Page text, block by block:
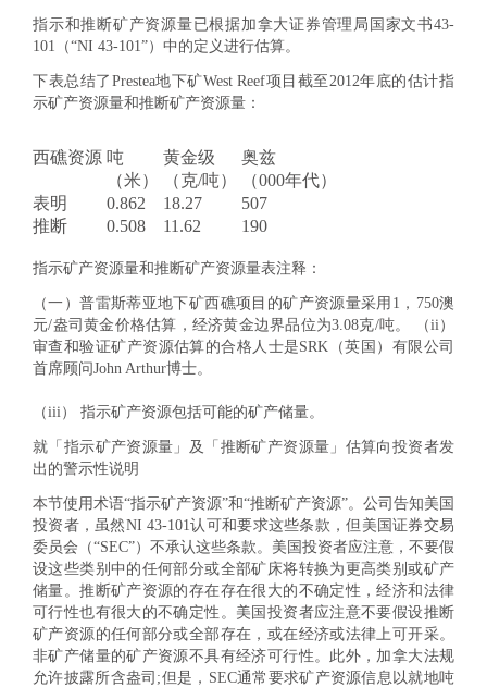
指示和推断矿产资源量已根据加拿大证券管理局国家文书43-
101（“NI 43-101”）中的定义进行估算。
下表总结了Prestea地下矿West Reef项目截至2012年底的估计指
示矿产资源量和推断矿产资源量：
西礁资源 吨 黄金级
奥兹
（米）
（克/吨）
（000年代）
表明
0.862 18.27
507
推断
0.508 11.62 190
指示矿产资源量和推断矿产资源量表注释：
（一）普雷斯蒂亚地下矿西礁项目的矿产资源量采用1，750澳
元/盎司黄金价格估算，经济黄金边界品位为3.08克/吨。 （ii）
审查和验证矿产资源估算的合格人士是SRK（英国）有限公司
首席顾问John Arthur博士。
（iii） 指示矿产资源包括可能的矿产储量。
就「指示矿产资源量」及「推断矿产资源量」估算向投资者发
出的警示性说明
本节使用术语“指示矿产资源”和“推断矿产资源”。公司告知美国
投资者，虽然NI 43-101认可和要求这些条款，但美国证券交易
委员会（“SEC”）不承认这些条款。美国投资者应注意，不要假
设这些类别中的任何部分或全部矿床将转换为更高类别或矿产
储量。推断矿产资源的存在存在很大的不确定性，经济和法律
可行性也有很大的不确定性。美国投资者应注意不要假设推断
矿产资源的任何部分或全部存在，或在经济或法律上可开采。
非矿产储量的矿产资源不具有经济可行性。此外，加拿大法规
允许披露所含盎司;但是，SEC通常要求矿产资源信息以就地吨